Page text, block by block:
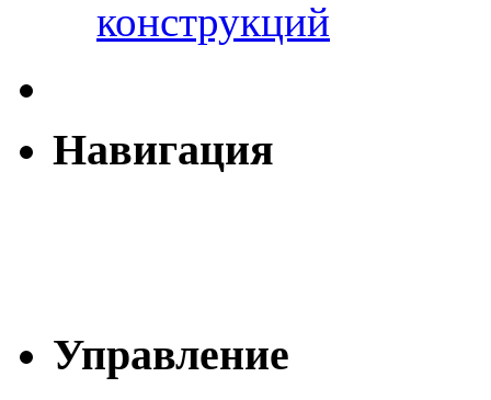
конструкций
Навигация
Управление